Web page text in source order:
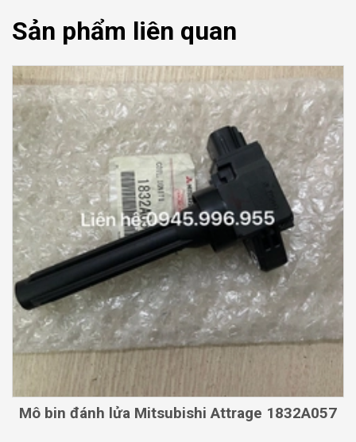
Sản phẩm liên quan
Mô bin đánh lửa Mitsubishi Attrage 1832A057